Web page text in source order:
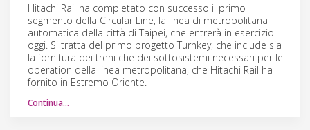
Hitachi Rail ha completato con successo il primo
segmento della Circular Line, la linea di metropolitana
automatica della città di Taipei, che entrerà in esercizio
oggi. Si tratta del primo progetto Turnkey, che include sia
la fornitura dei treni che dei sottosistemi necessari per le
operation della linea metropolitana, che Hitachi Rail ha
fornito in Estremo Oriente.
Continua…